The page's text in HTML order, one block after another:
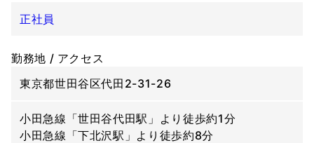
正社員
勤務地 / アクセス
東京都世田谷区代田2-31-26
小田急線「世田谷代田駅」より徒歩約1分
小田急線「下北沢駅」より徒歩約8分